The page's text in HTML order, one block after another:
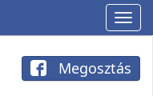
Megosztás